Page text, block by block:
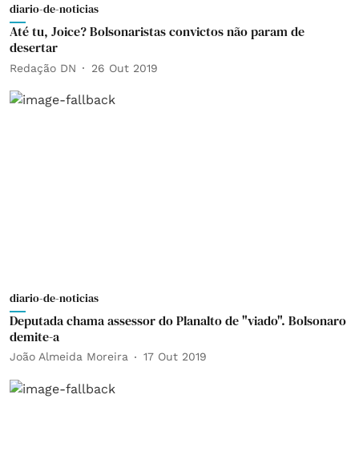
diario-de-noticias
Até tu, Joice? Bolsonaristas convictos não param de
desertar
Redação DN 26 Out 2019
diario-de-noticias
Deputada chama assessor do Planalto de "viado". Bolsonaro
demite-a
João Almeida Moreira 17 Out 2019